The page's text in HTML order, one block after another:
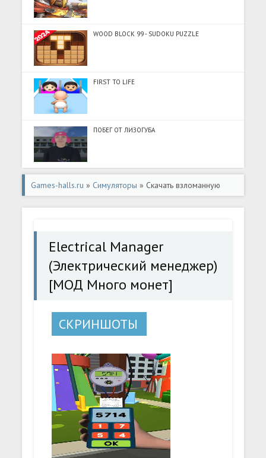
WOOD BLOCK 99 - SUDOKU PUZZLE
FIRST TO LIFE
ПОБЕГ ОТ ЛИЗОГУБА
Games-halls.ru » Симуляторы » Скачать взломанную
Electrical Manager (Электрический менеджер) [МОД
Electrical Manager
(Электрический менеджер)
[МОД Много монет]
СКРИНШОТЫ